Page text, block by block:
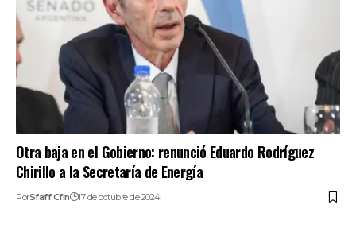
Otra baja en el Gobierno: renunció Eduardo Rodríguez
Chirillo a la Secretaría de Energía
PorSfaff Cfin 17 de octubre de 2024